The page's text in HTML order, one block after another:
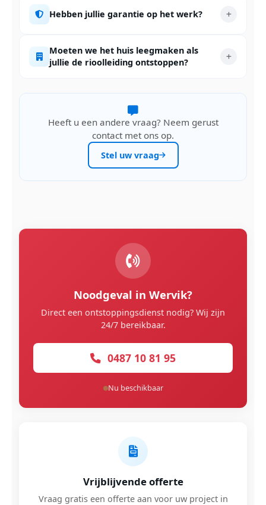
Hebben jullie garantie op het werk?
Moeten we het huis leegmaken als
jullie de rioolleiding ontstoppen?
Heeft u een andere vraag? Neem gerust
contact met ons op.
Stel uw vraag
Noodgeval in Wervik?
Direct een ontstoppingsdienst nodig? Wij zijn
24/7 bereikbaar.
0487 10 81 95
Nu beschikbaar
Vrijblijvende offerte
Vraag gratis een offerte aan voor uw project in